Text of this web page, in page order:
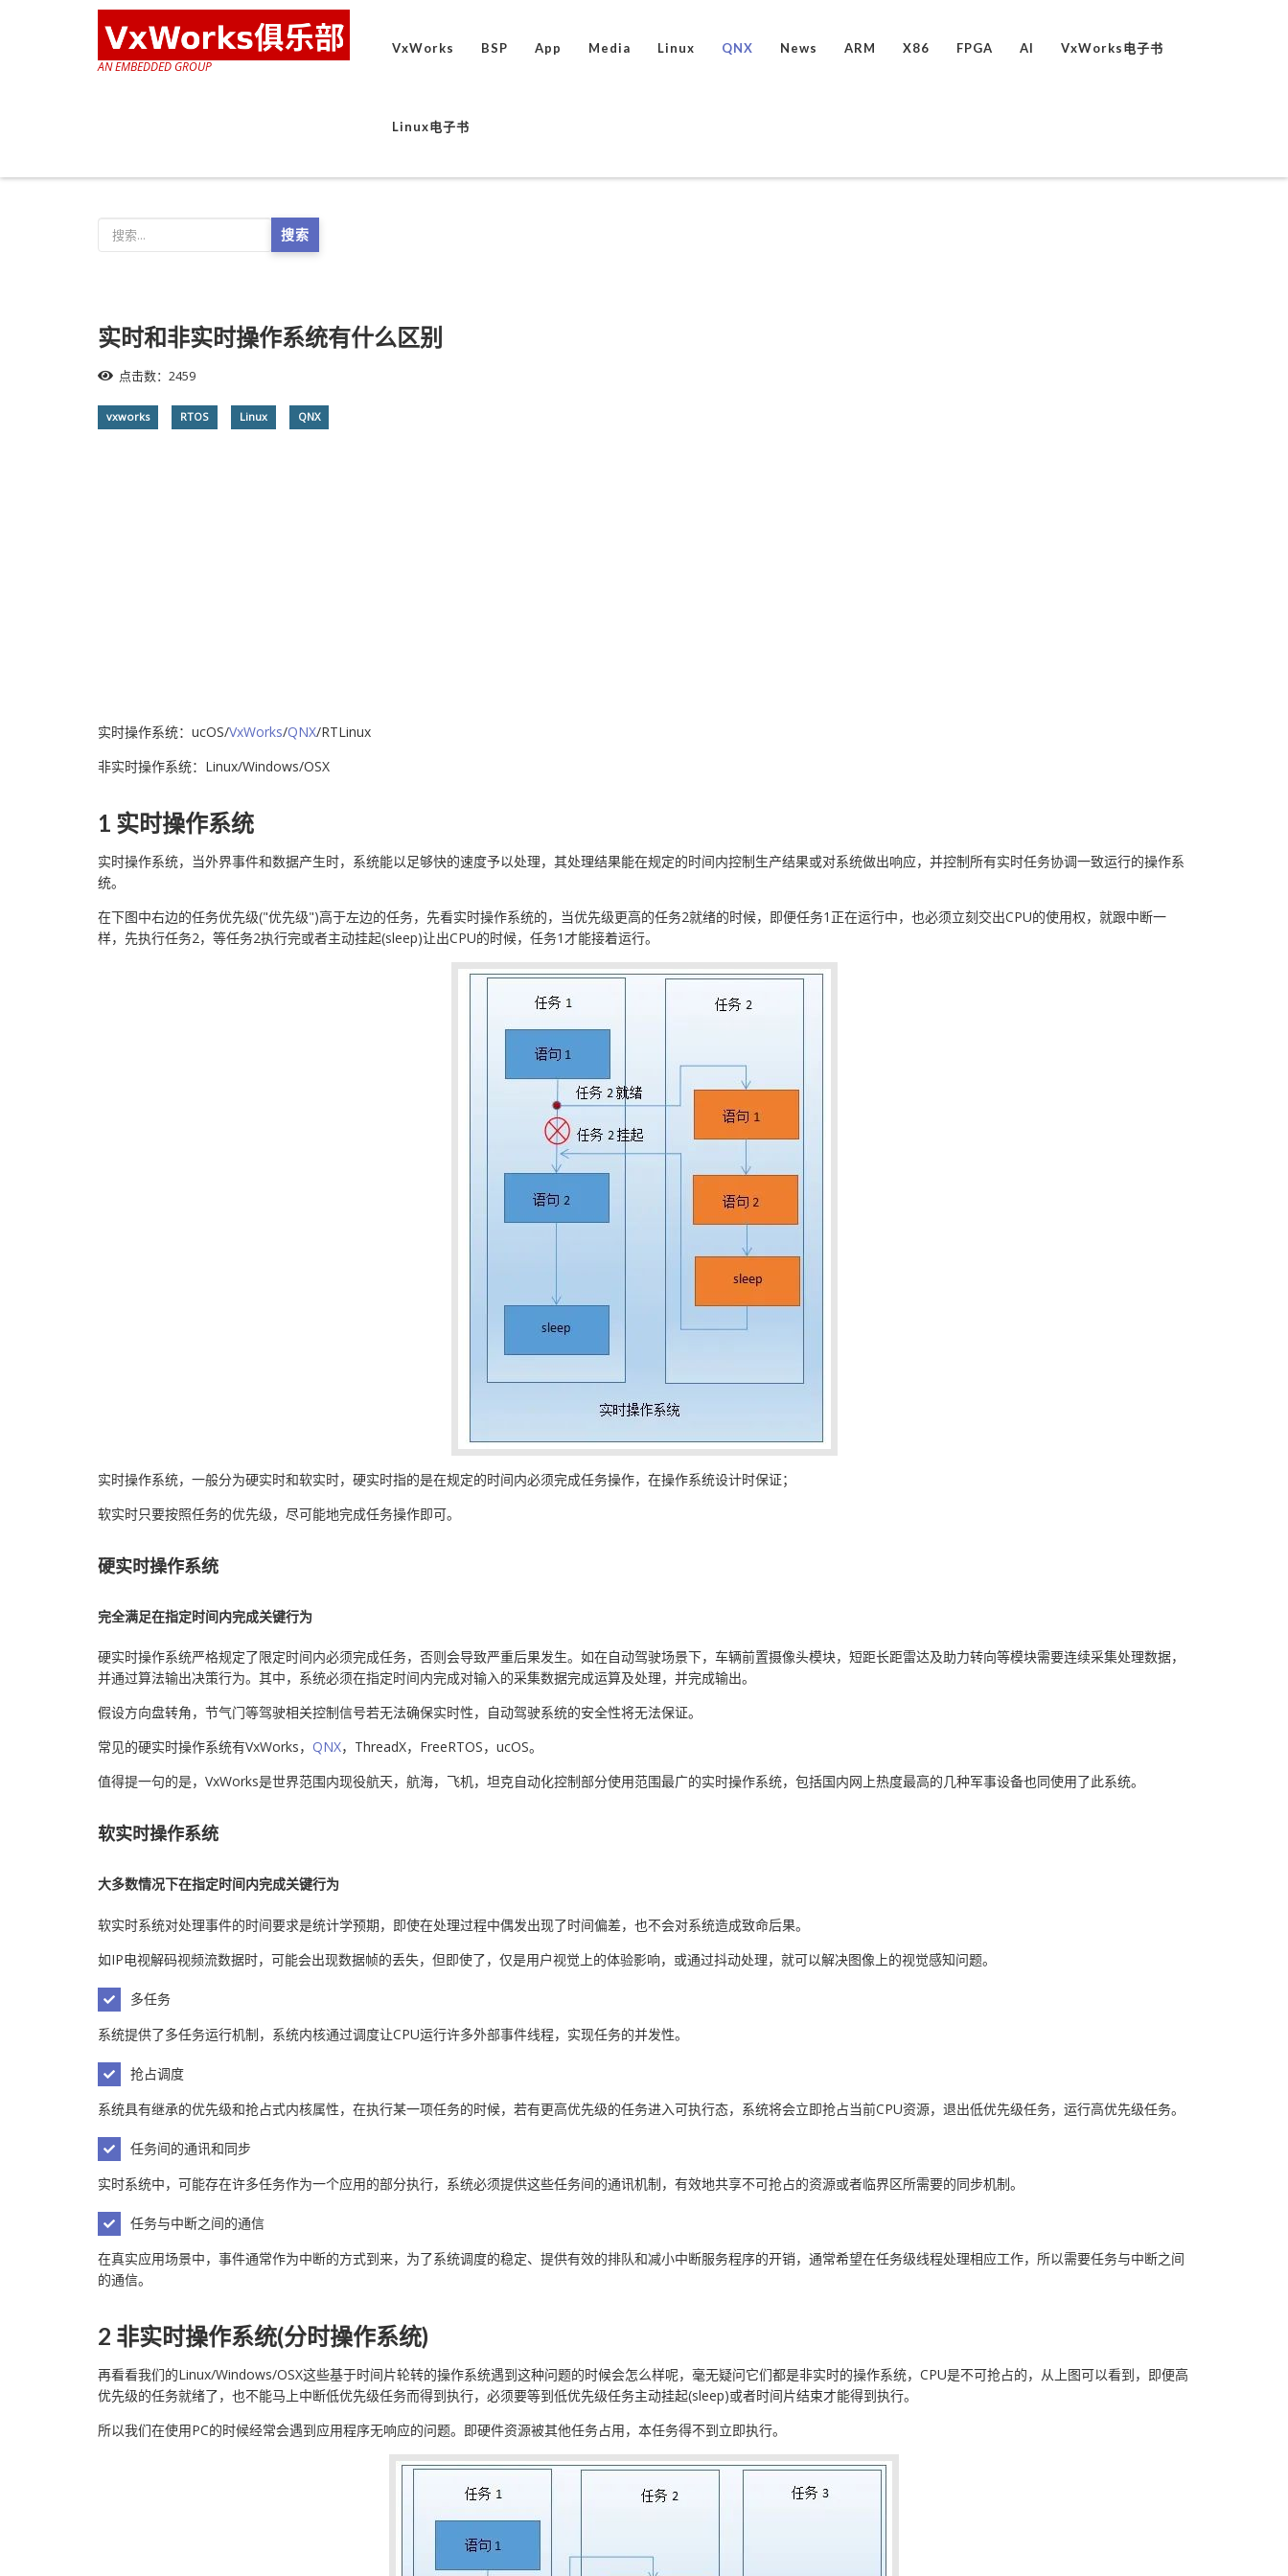
AN EMBEDDED GROUP
VxWorks BSP App Media Linux QNX News ARM X86 FPGA AI VxWorks电子书
Linux电子书
搜索
实时和非实时操作系统有什么区别
点击数：2459
vxworks RTOS Linux QNX
实时操作系统：ucOS/VxWorks/QNX/RTLinux
非实时操作系统：Linux/Windows/OSX
1 实时操作系统
实时操作系统，当外界事件和数据产生时，系统能以足够快的速度予以处理，其处理结果能在规定的时间内控制生产结果或对系统做出响应，并控制所有实时任务协调一致运行的操作系
统。
在下图中右边的任务优先级("优先级")高于左边的任务，先看实时操作系统的，当优先级更高的任务2就绪的时候，即便任务1正在运行中，也必须立刻交出CPU的使用权，就跟中断一
样，先执行任务2，等任务2执行完或者主动挂起(sleep)让出CPU的时候，任务1才能接着运行。
实时操作系统，一般分为硬实时和软实时，硬实时指的是在规定的时间内必须完成任务操作，在操作系统设计时保证；
软实时只要按照任务的优先级，尽可能地完成任务操作即可。
硬实时操作系统
完全满足在指定时间内完成关键行为
硬实时操作系统严格规定了限定时间内必须完成任务，否则会导致严重后果发生。如在自动驾驶场景下，车辆前置摄像头模块，短距长距雷达及助力转向等模块需要连续采集处理数据，
并通过算法输出决策行为。其中，系统必须在指定时间内完成对输入的采集数据完成运算及处理，并完成输出。
假设方向盘转角，节气门等驾驶相关控制信号若无法确保实时性，自动驾驶系统的安全性将无法保证。
常见的硬实时操作系统有VxWorks， QNX，ThreadX，FreeRTOS，ucOS。
值得提一句的是，VxWorks是世界范围内现役航天，航海，飞机，坦克自动化控制部分使用范围最广的实时操作系统，包括国内网上热度最高的几种军事设备也同使用了此系统。
软实时操作系统
大多数情况下在指定时间内完成关键行为
软实时系统对处理事件的时间要求是统计学预期，即使在处理过程中偶发出现了时间偏差，也不会对系统造成致命后果。
如IP电视解码视频流数据时，可能会出现数据帧的丢失，但即使了，仅是用户视觉上的体验影响，或通过抖动处理，就可以解决图像上的视觉感知问题。
多任务
系统提供了多任务运行机制，系统内核通过调度让CPU运行许多外部事件线程，实现任务的并发性。
抢占调度
系统具有继承的优先级和抢占式内核属性，在执行某一项任务的时候，若有更高优先级的任务进入可执行态，系统将会立即抢占当前CPU资源，退出低优先级任务，运行高优先级任务。
任务间的通讯和同步
实时系统中，可能存在许多任务作为一个应用的部分执行，系统必须提供这些任务间的通讯机制，有效地共享不可抢占的资源或者临界区所需要的同步机制。
任务与中断之间的通信
在真实应用场景中，事件通常作为中断的方式到来，为了系统调度的稳定、提供有效的排队和减小中断服务程序的开销，通常希望在任务级线程处理相应工作，所以需要任务与中断之间
的通信。
2 非实时操作系统(分时操作系统)
再看看我们的Linux/Windows/OSX这些基于时间片轮转的操作系统遇到这种问题的时候会怎么样呢，毫无疑问它们都是非实时的操作系统，CPU是不可抢占的，从上图可以看到，即便高
优先级的任务就绪了，也不能马上中断低优先级任务而得到执行，必须要等到低优先级任务主动挂起(sleep)或者时间片结束才能得到执行。
所以我们在使用PC的时候经常会遇到应用程序无响应的问题。即硬件资源被其他任务占用，本任务得不到立即执行。